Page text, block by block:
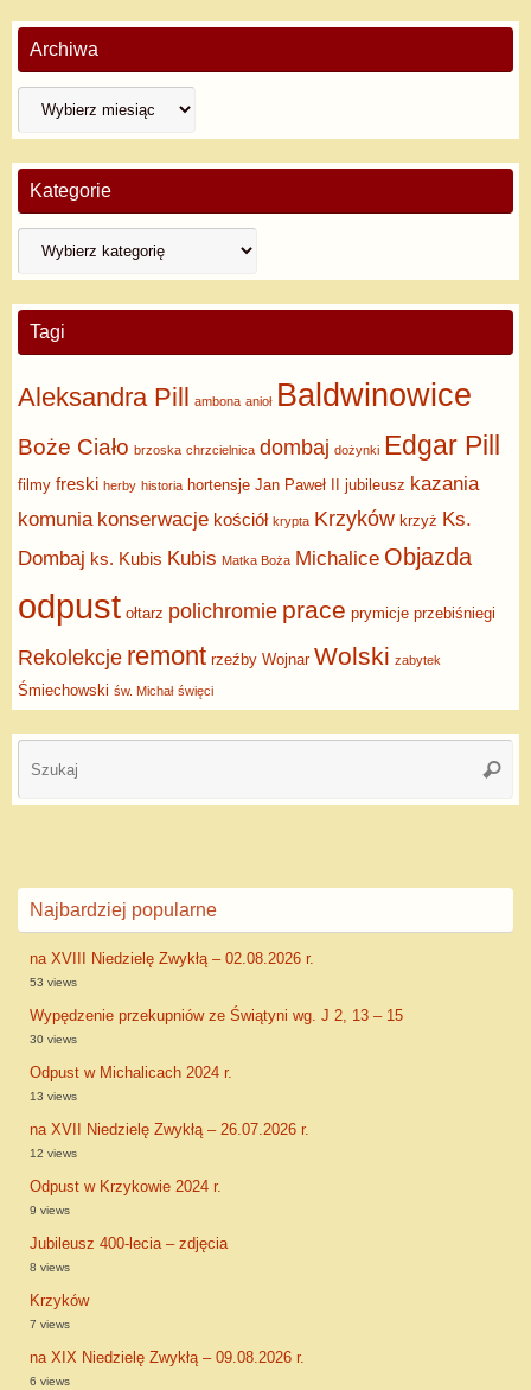
Archiwa
Kategorie
Tagi
Aleksandra Pill ambona anioł Baldwinowice
Boże Ciało brzoska chrzcielnica dombaj dożynki Edgar Pill
filmy freski herby historia hortensje Jan Paweł II jubileusz kazania
komunia konserwacje kościół krypta Krzyków krzyż Ks.
Dombaj ks. Kubis Kubis Matka Boża Michalice Objazda
odpust ołtarz polichromie prace prymicje przebiśniegi
Rekolekcje remont rzeźby Wojnar Wolski zabytek
Śmiechowski św. Michał święci
Najbardziej popularne
na XVIII Niedzielę Zwykłą – 02.08.2026 r.
53 views
Wypędzenie przekupniów ze Świątyni wg. J 2, 13 – 15
30 views
Odpust w Michalicach 2024 r.
13 views
na XVII Niedzielę Zwykłą – 26.07.2026 r.
12 views
Odpust w Krzykowie 2024 r.
9 views
Jubileusz 400-lecia – zdjęcia
8 views
Krzyków
7 views
na XIX Niedzielę Zwykłą – 09.08.2026 r.
6 views